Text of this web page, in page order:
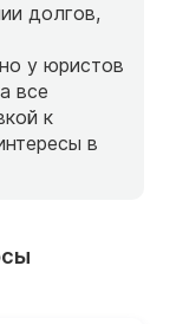
долгов,
у юристов
все
к
в